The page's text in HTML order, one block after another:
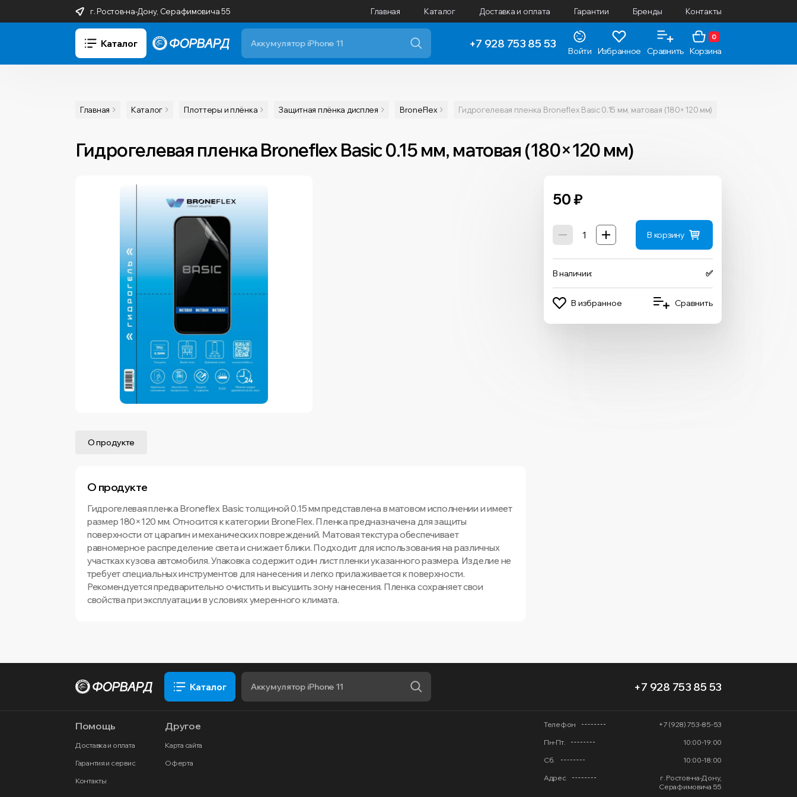
г. Ростов-на-Дону, Серафимовича 55 Главная Каталог Доставка и оплата Гарантии Бренды Контакты
Каталог +7 928 753 85 53
Войти Избранное Сравнить
0
Корзина
Главная Каталог Плоттеры и плёнка Защитная плёнка дисплея BroneFlex Гидрогелевая пленка Broneflex Basic 0.15 мм, матовая (180×120 мм)
Гидрогелевая пленка Broneflex Basic 0.15 мм, матовая (180×120 мм)
50₽
В корзину
В наличии: ✅
В избранное Сравнить
О продукте
О продукте
Гидрогелевая пленка Broneflex Basic толщиной 0.15 мм представлена в матовом исполнении и имеет
размер 180×120 мм. Относится к категории BroneFlex. Пленка предназначена для защиты
поверхности от царапин и механических повреждений. Матовая текстура обеспечивает
равномерное распределение света и снижает блики. Подходит для использования на различных
участках кузова автомобиля. Упаковка содержит один лист пленки указанного размера. Изделие не
требует специальных инструментов для нанесения и легко прилаживается к поверхности.
Рекомендуется предварительно очистить и высушить зону нанесения. Пленка сохраняет свои
свойства при эксплуатации в условиях умеренного климата.
Каталог +7 928 753 85 53
Помощь
Доставка и оплата
Гарантия и сервис
Контакты
Другое
Карта сайта
Оферта
Телефон
+7 (928) 753-85-53
Пн-Пт.
10:00-19:00
Сб.
10:00-18:00
Адрес
г. Ростов-на-Дону,
Серафимовича 55